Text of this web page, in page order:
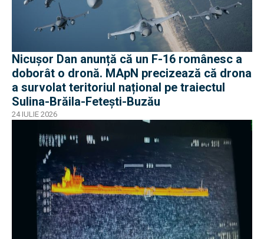
Nicușor Dan anunță că un F-16 românesc a
doborât o dronă. MApN precizează că drona
a survolat teritoriul național pe traiectul
Sulina-Brăila-Fetești-Buzău
24 IULIE 2026